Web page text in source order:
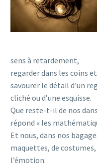
sens à retardement,
regarder dans les coins
savourer le détail d’un
cliché ou d’une esquisse.
Que reste-t-il de nos
répond « les
Et nous, dans nos
maquettes, de
l’émotion.